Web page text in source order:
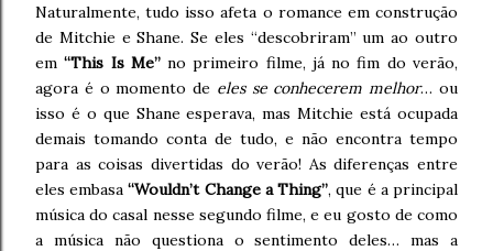
Naturalmente, tudo isso afeta o romance em construção
de Mitchie e Shane. Se eles “descobriram” um ao outro
em“This Is Me”no primeiro filme, já no fim do verão,
agora é o momento de eles se conhecerem melhor… ou
isso é o que Shane esperava, mas Mitchie está ocupada
demais tomando conta de tudo, e não encontra tempo
para as coisas divertidas do verão! As diferenças entre
eles embasa“Wouldn’t Change a Thing”, que é a principal
música do casal nesse segundo filme, e eu gosto de como
a música não questiona o sentimento deles… mas a